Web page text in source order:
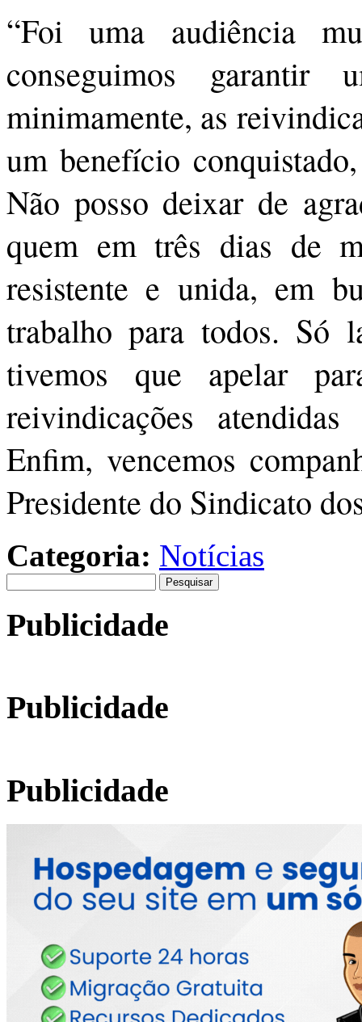
“Foi uma audiência
conseguimos garantir
minimamente, as
um benefício
Não posso deixar de
quem em três dias de
resistente e unida, em
trabalho para todos. Só
tivemos que apelar
reivindicações
Enfim, vencemos
Presidente do Sindicato
Categoria: Notícias
por:
Publicidade
Publicidade
Publicidade